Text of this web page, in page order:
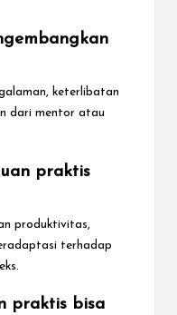
keterlibatan
dari mentor atau
praktis
produktivitas,
terhadap
praktis bisa